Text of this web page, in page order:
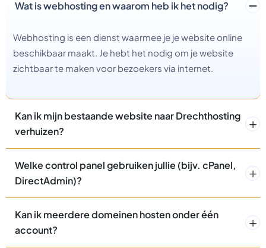
Wat is webhosting en waarom heb ik het nodig?
Webhosting is een dienst waarmee je je website online
beschikbaar maakt. Je hebt het nodig om je website
zichtbaar te maken voor bezoekers via internet.
Kan ik mijn bestaande website naar Drechthosting
verhuizen?
Welke control panel gebruiken jullie (bijv. cPanel,
DirectAdmin)?
Kan ik meerdere domeinen hosten onder één
account?